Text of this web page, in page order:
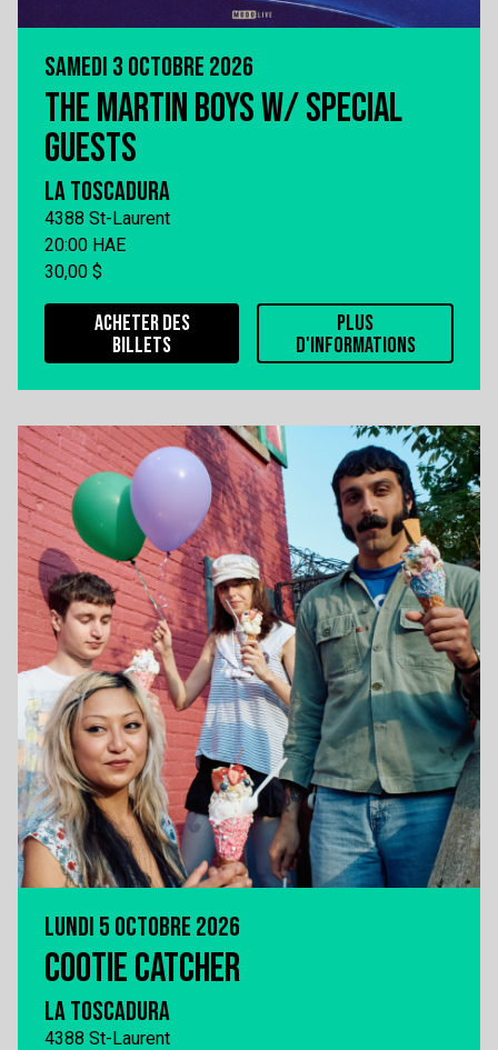
SAMEDI 3 OCTOBRE 2026
THE MARTIN BOYS W/ SPECIAL
GUESTS
LA TOSCADURA
4388 St-Laurent
20:00 HAE
30,00 $
ACHETER DES
BILLETS
PLUS
D'INFORMATIONS
LUNDI 5 OCTOBRE 2026
COOTIE CATCHER
LA TOSCADURA
4388 St-Laurent